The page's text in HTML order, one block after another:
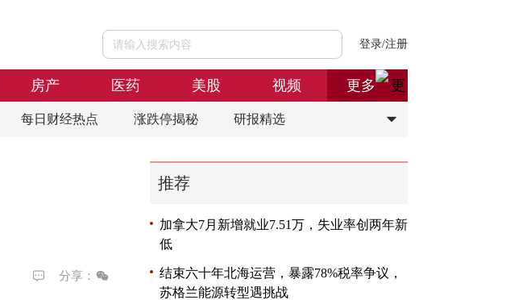
登录/注册
房产 医药 美股 视频 更多
每日财经热点 涨跌停揭秘 研报精选
分享：
推荐
加拿大7月新增就业7.51万，失业率创两年新
低
结束六十年北海运营，暴露78%税率争议，
苏格兰能源转型遇挑战